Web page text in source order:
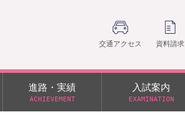
交通アクセス 資料請求
進路・実績
ACHIEVEMENT
入試案内
EXAMINATION